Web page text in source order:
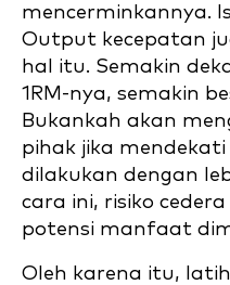
mencerminkannya.
Output kecepatan
hal itu. Semakin
1RM-nya, semakin
Bukankah akan
pihak jika mendekati
dilakukan dengan
cara ini, risiko
potensi manfaat
Oleh karena itu,